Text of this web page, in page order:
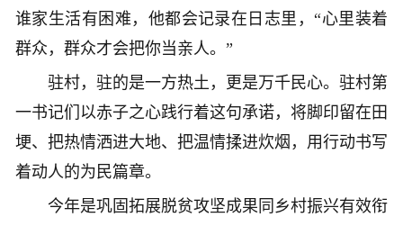
谁家生活有困难，他都会记录在日志里，“心里装着
群众，群众才会把你当亲人。”
驻村，驻的是一方热土，更是万千民心。驻村第
一书记们以赤子之心践行着这句承诺，将脚印留在田
埂、把热情洒进大地、把温情揉进炊烟，用行动书写
着动人的为民篇章。
今年是巩固拓展脱贫攻坚成果同乡村振兴有效衔